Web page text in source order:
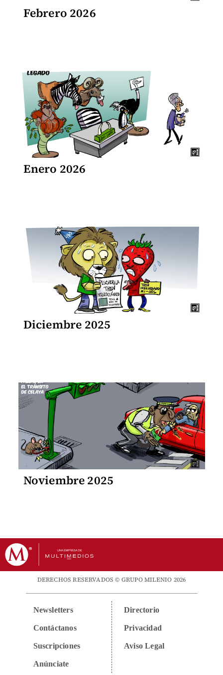
Febrero 2026
Enero 2026
Diciembre 2025
Noviembre 2025
DERECHOS RESERVADOS © GRUPO MILENIO 2026
Newsletters
Contáctanos
Suscripciones
Anúnciate
Directorio
Privacidad
Aviso Legal